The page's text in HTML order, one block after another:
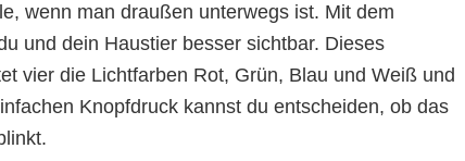
wenn man draußen unterwegs ist. Mit dem
und dein Haustier besser sichtbar. Dieses
vier die Lichtfarben Rot, Grün, Blau und Weiß und
Knopfdruck kannst du entscheiden, ob das